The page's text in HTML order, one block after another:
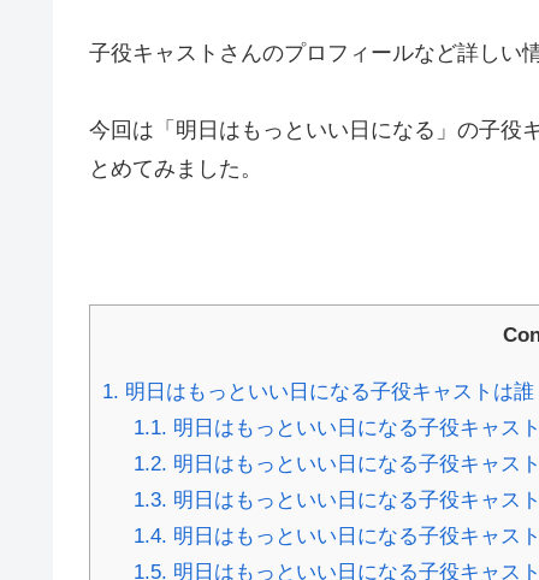
子役キャストさんのプロフィールなど詳しい
今回は「明日はもっといい日になる」の子役
とめてみました。
1. 明日はもっといい日になる子役キャストは誰
1.1. 明日はもっといい日になる子役キャス
1.2. 明日はもっといい日になる子役キャス
1.3. 明日はもっといい日になる子役キャス
1.4. 明日はもっといい日になる子役キャス
1.5. 明日はもっといい日になる子役キャス